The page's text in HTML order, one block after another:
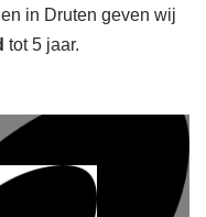
in Druten geven wij
tot 5 jaar.